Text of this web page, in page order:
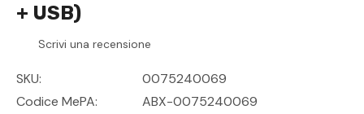
+ USB)
Scrivi una recensione
SKU:
0075240069
Codice MePA:
ABX-0075240069